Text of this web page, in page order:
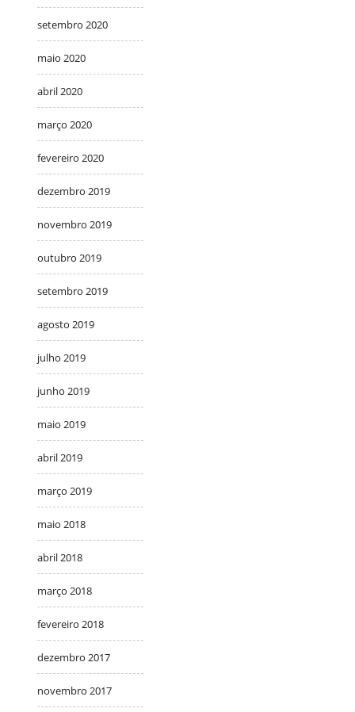
setembro 2020
maio 2020
abril 2020
março 2020
fevereiro 2020
dezembro 2019
novembro 2019
outubro 2019
setembro 2019
agosto 2019
julho 2019
junho 2019
maio 2019
abril 2019
março 2019
maio 2018
abril 2018
março 2018
fevereiro 2018
dezembro 2017
novembro 2017